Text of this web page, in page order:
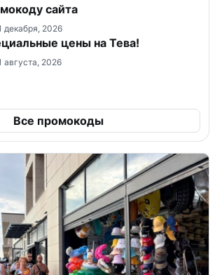
сайта
декабря, 2026
цены на Тева!
августа, 2026
Все промокоды